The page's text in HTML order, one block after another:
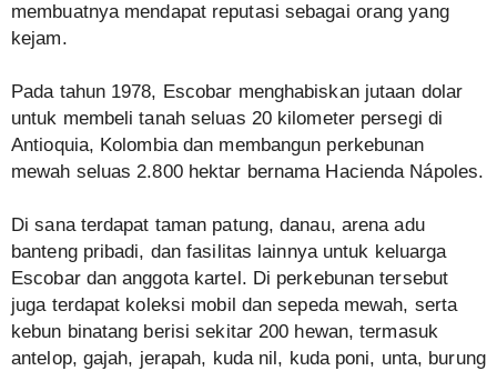
membuatnya mendapat reputasi sebagai orang yang
kejam.
Pada tahun 1978, Escobar menghabiskan jutaan dolar
untuk membeli tanah seluas 20 kilometer persegi di
Antioquia, Kolombia dan membangun perkebunan
mewah seluas 2.800 hektar bernama Hacienda Nápoles.
Di sana terdapat taman patung, danau, arena adu
banteng pribadi, dan fasilitas lainnya untuk keluarga
Escobar dan anggota kartel. Di perkebunan tersebut
juga terdapat koleksi mobil dan sepeda mewah, serta
kebun binatang berisi sekitar 200 hewan, termasuk
antelop, gajah, jerapah, kuda nil, kuda poni, unta, burung